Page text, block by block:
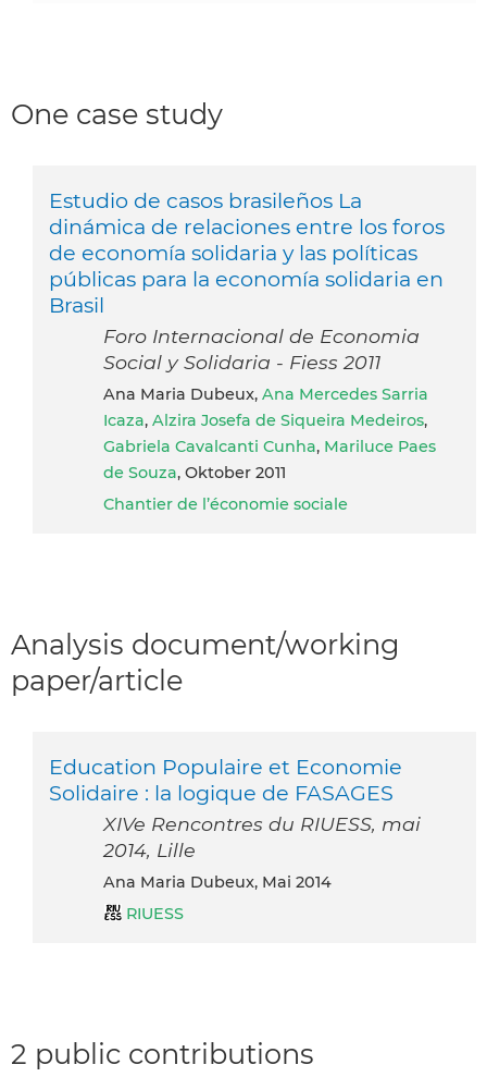
One case study
Estudio de casos brasileños La
dinámica de relaciones entre los foros
de economía solidaria y las políticas
públicas para la economía solidaria en
Brasil
Foro Internacional de Economia
Social y Solidaria - Fiess 2011
Ana Maria Dubeux, Ana Mercedes Sarria
Icaza, Alzira Josefa de Siqueira Medeiros,
Gabriela Cavalcanti Cunha, Mariluce Paes
de Souza, Oktober 2011
Chantier de l’économie sociale
Analysis document/working
paper/article
Education Populaire et Economie
Solidaire : la logique de FASAGES
XIVe Rencontres du RIUESS, mai
2014, Lille
Ana Maria Dubeux, Mai 2014
RIUESS
2 public contributions